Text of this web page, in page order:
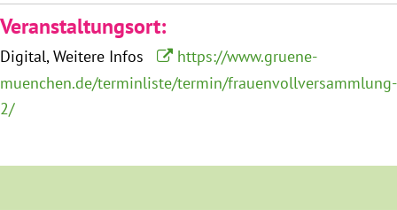
Twitter
YouTube
Instagram
Veranstaltungsort:
Digital Weitere Infos
https://www.gruene-
muenchen.de/terminliste/termin/frauenvollversammlung-
2/